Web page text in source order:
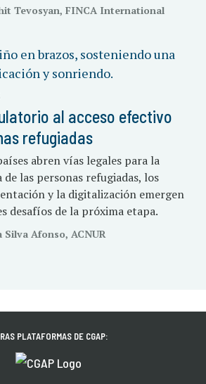
Tevosyan, FINCA International
al acceso efectivo
refugiadas
abren vías legales para la
las personas refugiadas, los
y la digitalización emergen
desafíos de la próxima etapa.
Afonso, ACNUR
PLATAFORMAS DE CGAP: